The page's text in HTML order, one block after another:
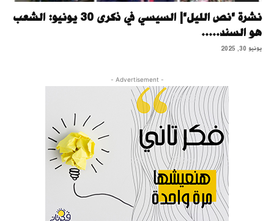
نشرة "نص الليل"| السيسي في ذكرى 30 يونيو: الشعب
هو السند.....
يونيو 30, 2025
- Advertisement -